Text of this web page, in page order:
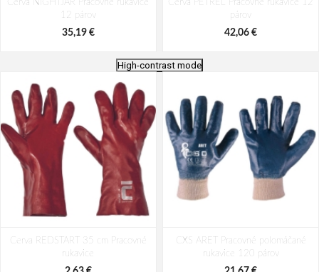
Cerva NIGHTJAR Pracovné rukavice
12 párov
35,19 €
Cerva PETREL Pracovné rukavice 12
párov
42,06 €
párov
27,98 €
párov
31,21 €
High-contrast mode
Cerva REDSTART 35 cm Pracovné
rukavice
CXS ARET Pracovné polomáčané
rukavice 120 párov